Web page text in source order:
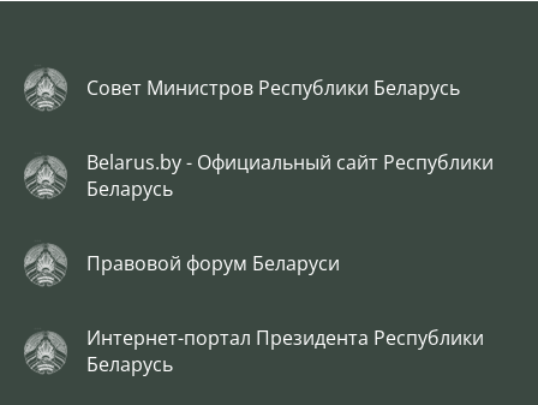
Совет Министров Республики Беларусь
Belarus.by - Официальный сайт Республики
Беларусь
Правовой форум Беларуси
Интернет-портал Президента Республики
Беларусь